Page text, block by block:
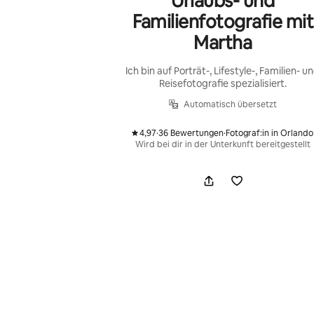
Familienfotografie mit
Martha
Ich bin auf Porträt-, Lifestyle-, Familien-
Reisefotografie spezialisiert.
Automatisch übersetzt
4,97 ,
·36 Bewertungen
, ·Fotograf:in in Orlando
Wird bei dir in der Unterkunft bereitgestellt